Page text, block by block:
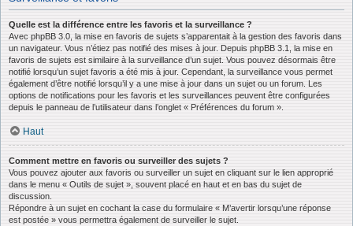
Quelle est la différence entre les favoris et la surveillance ?
Avec phpBB 3.0, la mise en favoris de sujets s’apparentait à la gestion des favoris dans
un navigateur. Vous n’étiez pas notifié des mises à jour. Depuis phpBB 3.1, la mise en
favoris de sujets est similaire à la surveillance d’un sujet. Vous pouvez désormais être
notifié lorsqu’un sujet favoris a été mis à jour. Cependant, la surveillance vous permet
également d’être notifié lorsqu’il y a une mise à jour dans un sujet ou un forum. Les
options de notifications pour les favoris et les surveillances peuvent être configurées
depuis le panneau de l’utilisateur dans l’onglet « Préférences du forum ».
Haut
Comment mettre en favoris ou surveiller des sujets ?
Vous pouvez ajouter aux favoris ou surveiller un sujet en cliquant sur le lien approprié
dans le menu « Outils de sujet », souvent placé en haut et en bas du sujet de
discussion.
Répondre à un sujet en cochant la case du formulaire « M’avertir lorsqu’une réponse
est postée » vous permettra également de surveiller le sujet.